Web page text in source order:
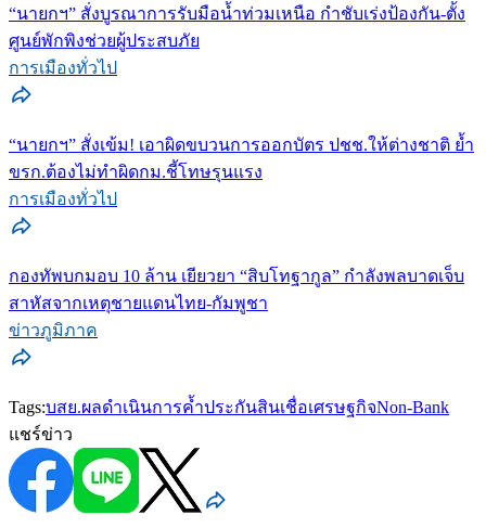
“นายกฯ” สั่งบูรณาการรับมือน้ำท่วมเหนือ กำชับเร่งป้องกัน-ตั้ง
ศูนย์พักพิงช่วยผู้ประสบภัย
การเมืองทั่วไป
“นายกฯ” สั่งเข้ม! เอาผิดขบวนการออกบัตร ปชช.ให้ต่างชาติ ย้ำ
ขรก.ต้องไม่ทำผิดกม.ชี้โทษรุนแรง
การเมืองทั่วไป
กองทัพบกมอบ 10 ล้าน เยียวยา “สิบโทฐากูล” กำลังพลบาดเจ็บ
สาหัสจากเหตุชายแดนไทย-กัมพูชา
ข่าวภูมิภาค
Tags:บสย.ผลดำเนินการค้ำประกันสินเชื่อเศรษฐกิจNon-Bank
แชร์ข่าว